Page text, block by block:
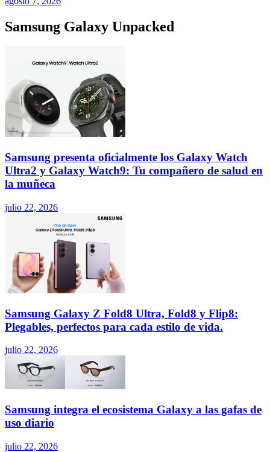
Samsung Galaxy Unpacked
Samsung presenta oficialmente los Galaxy Watch
Ultra2 y Galaxy Watch9: Tu compañero de salud en
la muñeca
julio 22, 2026
Samsung Galaxy Z Fold8 Ultra, Fold8 y Flip8:
Plegables, perfectos para cada estilo de vida.
julio 22, 2026
Samsung integra el ecosistema Galaxy a las gafas de
uso diario
julio 22, 2026